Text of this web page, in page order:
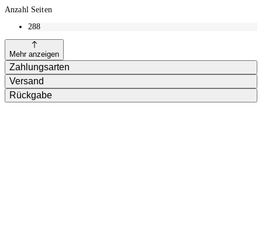
Anzahl Seiten
288
Mehr anzeigen
Zahlungsarten
Versand
Rückgabe